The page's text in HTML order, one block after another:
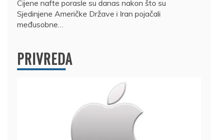
Cijene nafte porasle su danas nakon što su
Sjedinjene Američke Države i Iran pojačali
međusobne…
PRIVREDA